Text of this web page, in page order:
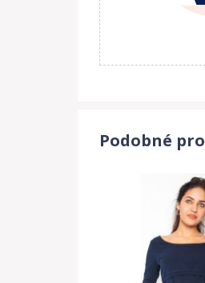
Podobné